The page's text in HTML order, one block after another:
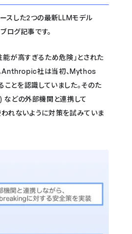
スした2つの最新LLMモデル
グ記事です。
が高すぎるため危険」とされた
Anthropic社は当初、Mythos
とを認識していました。そのた
などの外部機関と連携して
れないように対策を試みていま